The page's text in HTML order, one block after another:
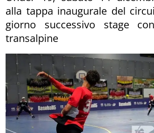
alla tappa inaugurale del
giorno successivo stage
transalpine